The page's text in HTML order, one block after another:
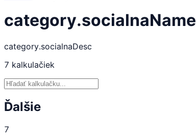
category.socialnaName
category.socialnaDesc
7 kalkulačiek
Ďalšie
7